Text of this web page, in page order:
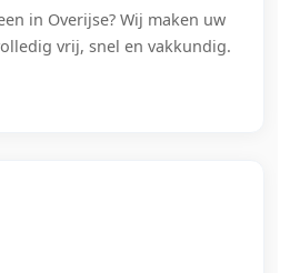
in Overijse? Wij maken uw
vrij, snel en vakkundig.